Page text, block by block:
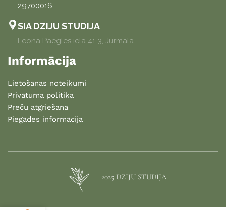
29700016
SIA DZIJU STUDIJA
Leona Paegles iela 41-3, Jūrmala
Informācija
Lietošanas noteikumi
Privātuma politika
Preču atgriešana
Piegādes informācija
2025 DZIJU STUDIJA